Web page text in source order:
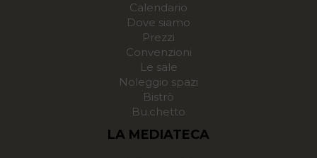
Calendario
Dove siamo
Prezzi
Convenzioni
Le sale
Noleggio spazi
Bistrò
Bu.chetto
LA MEDIATECA